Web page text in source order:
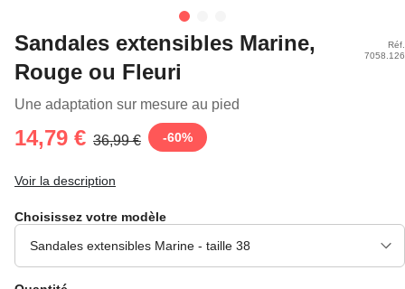
Sandales extensibles Marine,
Rouge ou Fleuri
Une adaptation sur mesure au pied
Réf.
7058.126
14,79 € 36,99 € -60%
Voir la description
Choisissez votre modèle